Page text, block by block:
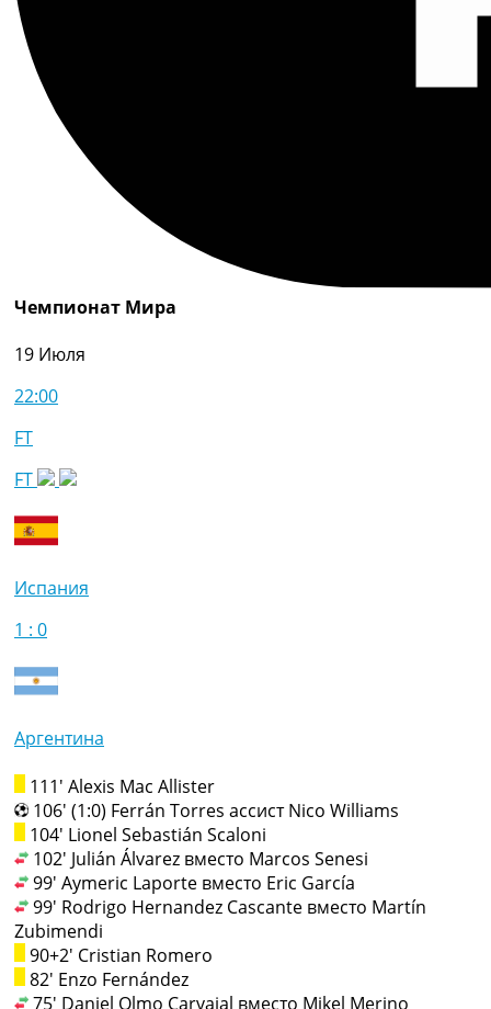
Чемпионат Мира
19 Июля
22:00
FT
FT
Испания
1 : 0
Аргентина
111' Alexis Mac Allister
106' (1:0) Ferrán Torres ассист Nico Williams
104' Lionel Sebastián Scaloni
102' Julián Álvarez вместо Marcos Senesi
99' Aymeric Laporte вместо Eric García
99' Rodrigo Hernandez Cascante вместо Martín
Zubimendi
90+2' Cristian Romero
82' Enzo Fernández
75' Daniel Olmo Carvajal вместо Mikel Merino